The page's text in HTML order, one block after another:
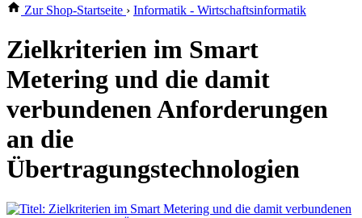
Zur Shop-Startseite › Informatik - Wirtschaftsinformatik
Zielkriterien im Smart
Metering und die damit
verbundenen Anforderungen
an die
Übertragungstechnologien